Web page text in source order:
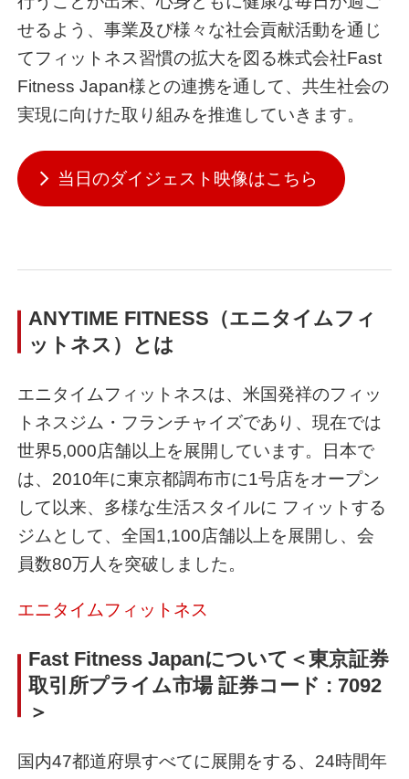
せるよう、事業及び様々な社会貢献活動を通じ
てフィットネス習慣の拡大を図る株式会社Fast
Fitness Japan様との連携を通して、共生社会の
実現に向けた取り組みを推進していきます。
当日のダイジェスト映像はこちら
ANYTIME FITNESS（エニタイムフィ
ットネス）とは
エニタイムフィットネスは、米国発祥のフィッ
トネスジム・フランチャイズであり、現在では
世界5,000店舗以上を展開しています。日本で
は、2010年に東京都調布市に1号店をオープン
して以来、多様な生活スタイルに フィットする
ジムとして、全国1,100店舗以上を展開し、会
員数80万人を突破しました。
エニタイムフィットネス
Fast Fitness Japanについて＜東京証券
取引所プライム市場 証券コード : 7092
＞
国内47都道府県すべてに展開をする、24時間年